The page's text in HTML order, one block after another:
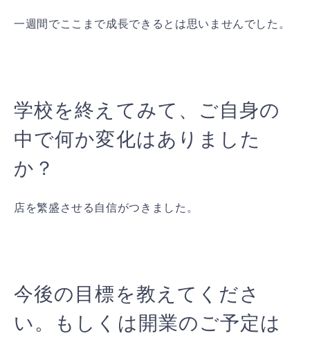
一週間でここまで成長できるとは思いませんでした。
学校を終えてみて、ご自身の
中で何か変化はありました
か？
店を繁盛させる自信がつきました。
今後の目標を教えてくださ
い。もしくは開業のご予定は